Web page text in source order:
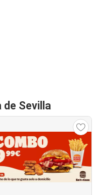
Sevilla